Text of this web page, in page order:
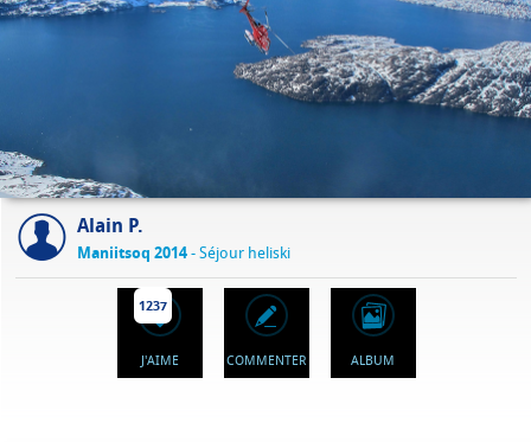
Alain P.
Maniitsoq 2014- Séjour heliski
1237
J'AIME COMMENTER ALBUM